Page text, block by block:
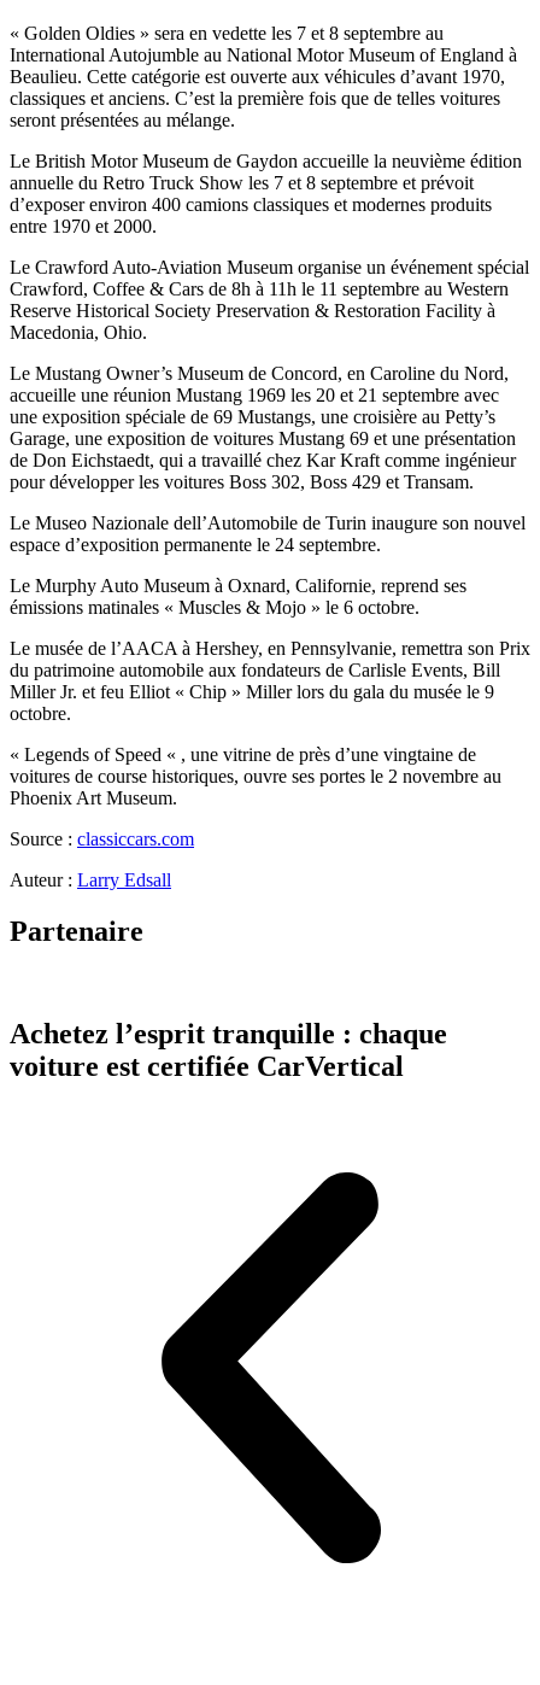
« Golden Oldies » sera en vedette les 7 et 8 septembre au
International Autojumble au National Motor Museum of England à
Beaulieu. Cette catégorie est ouverte aux véhicules d’avant 1970,
classiques et anciens. C’est la première fois que de telles voitures
seront présentées au mélange.
Le British Motor Museum de Gaydon accueille la neuvième édition
annuelle du Retro Truck Show les 7 et 8 septembre et prévoit
d’exposer environ 400 camions classiques et modernes produits
entre 1970 et 2000.
Le Crawford Auto-Aviation Museum organise un événement spécial
Crawford, Coffee & Cars de 8h à 11h le 11 septembre au Western
Reserve Historical Society Preservation & Restoration Facility à
Macedonia, Ohio.
Le Mustang Owner’s Museum de Concord, en Caroline du Nord,
accueille une réunion Mustang 1969 les 20 et 21 septembre avec
une exposition spéciale de 69 Mustangs, une croisière au Petty’s
Garage, une exposition de voitures Mustang 69 et une présentation
de Don Eichstaedt, qui a travaillé chez Kar Kraft comme ingénieur
pour développer les voitures Boss 302, Boss 429 et Transam.
Le Museo Nazionale dell’Automobile de Turin inaugure son nouvel
espace d’exposition permanente le 24 septembre.
Le Murphy Auto Museum à Oxnard, Californie, reprend ses
émissions matinales « Muscles & Mojo » le 6 octobre.
Le musée de l’AACA à Hershey, en Pennsylvanie, remettra son Prix
du patrimoine automobile aux fondateurs de Carlisle Events, Bill
Miller Jr. et feu Elliot « Chip » Miller lors du gala du musée le 9
octobre.
« Legends of Speed « , une vitrine de près d’une vingtaine de
voitures de course historiques, ouvre ses portes le 2 novembre au
Phoenix Art Museum.
Source : classiccars.com
Auteur : Larry Edsall
Partenaire
Achetez l’esprit tranquille : chaque
voiture est certifiée CarVertical